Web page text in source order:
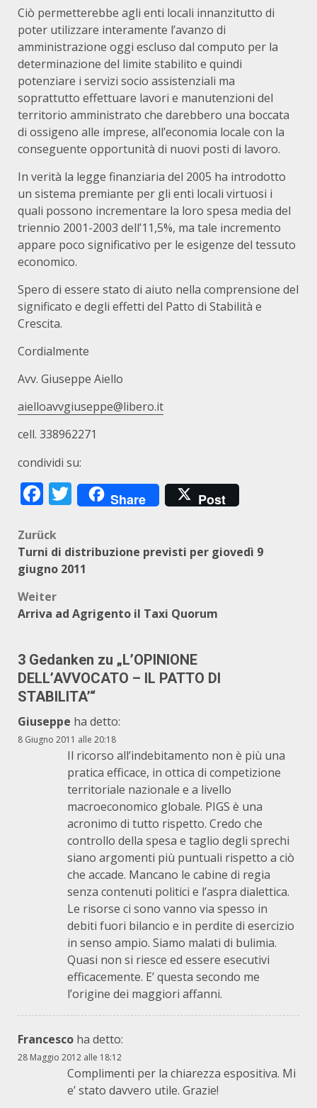
Ciò permetterebbe agli enti locali innanzitutto di
poter utilizzare interamente l’avanzo di
amministrazione oggi escluso dal computo per la
determinazione del limite stabilito e quindi
potenziare i servizi socio assistenziali ma
soprattutto effettuare lavori e manutenzioni del
territorio amministrato che darebbero una boccata
di ossigeno alle imprese, all’economia locale con la
conseguente opportunità di nuovi posti di lavoro.
In verità la legge finanziaria del 2005 ha introdotto
un sistema premiante per gli enti locali virtuosi i
quali possono incrementare la loro spesa media del
triennio 2001-2003 dell’11,5%, ma tale incremento
appare poco significativo per le esigenze del tessuto
economico.
Spero di essere stato di aiuto nella comprensione del
significato e degli effetti del Patto di Stabilità e
Crescita.
Cordialmente
Avv. Giuseppe Aiello
aielloavvgiuseppe@libero.it
cell. 338962271
condividi su:
Facebook
Twitter
Share Post
Beitragsnavigation
Zurück
Turni di distribuzione previsti per giovedì 9
giugno 2011
Weiter
Arriva ad Agrigento il Taxi Quorum
3 Gedanken zu „L’OPINIONE
DELL’AVVOCATO – IL PATTO DI
STABILITA’“
Giuseppe ha detto:
8 Giugno 2011 alle 20:18
Il ricorso all’indebitamento non è più una
pratica efficace, in ottica di competizione
territoriale nazionale e a livello
macroeconomico globale. PIGS è una
acronimo di tutto rispetto. Credo che
controllo della spesa e taglio degli sprechi
siano argomenti più puntuali rispetto a ciò
che accade. Mancano le cabine di regia
senza contenuti politici e l’aspra dialettica.
Le risorse ci sono vanno via spesso in
debiti fuori bilancio e in perdite di esercizio
in senso ampio. Siamo malati di bulimia.
Quasi non si riesce ed essere esecutivi
efficacemente. E’ questa secondo me
l’origine dei maggiori affanni.
Francesco ha detto:
28 Maggio 2012 alle 18:12
Complimenti per la chiarezza espositiva. Mi
e’ stato davvero utile. Grazie!